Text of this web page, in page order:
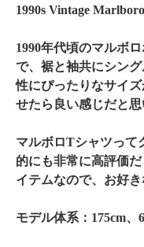
1990s Vintage
1990年代頃のマルボ
で、裾と袖共にシン
性にぴったりなサイ
せたら良い感じだと
マルボロTシャツって
的にも非常に高評価
イテムなので、お好
モデル体系：175cm、